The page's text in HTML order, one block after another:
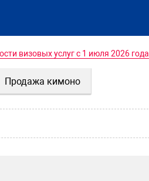
визовых услуг с 1 июля 2026 года
Продажа кимоно